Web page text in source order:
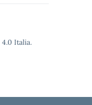
Italia.